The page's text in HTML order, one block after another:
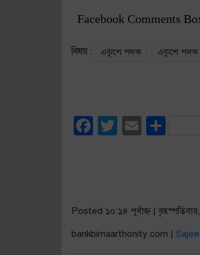
Facebook Comments
বিষয় : একুশে পদক একুশে পদক
Facebook
Twitter
Email
Posted ১০:১৪ পূর্বাহ্ণ |
bankbimaarthonity.com |